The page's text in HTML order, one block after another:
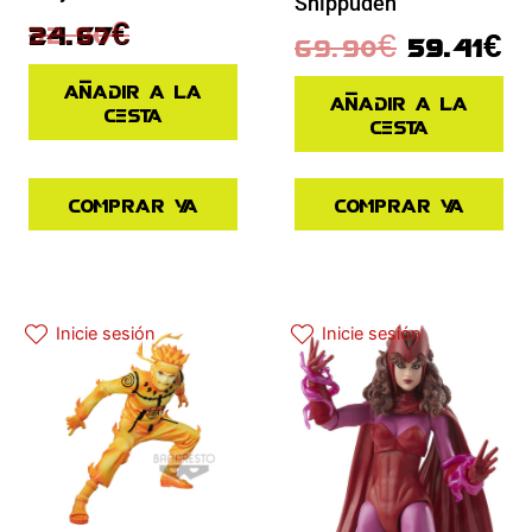
32.90€
24.67€
Añadir a la
cesta
Comprar ya
69.90€ 59.41€
Añadir a la
cesta
Comprar ya
Inicie sesión Inicie sesión